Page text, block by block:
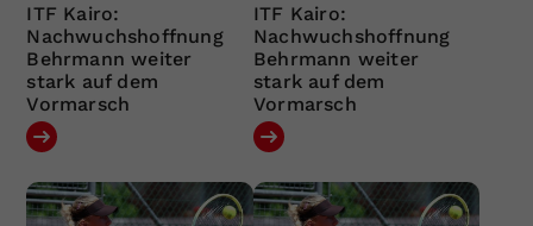
ITF Kairo:
Nachwuchshoffnung
Behrmann weiter
stark auf dem
Vormarsch
ITF Kairo:
Nachwuchshoffnung
Behrmann weiter
stark auf dem
Vormarsch